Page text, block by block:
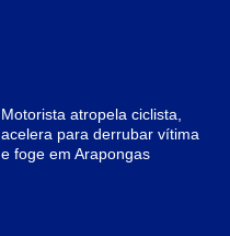
Motorista atropela ciclista,
acelera para derrubar vítima
e foge em Arapongas